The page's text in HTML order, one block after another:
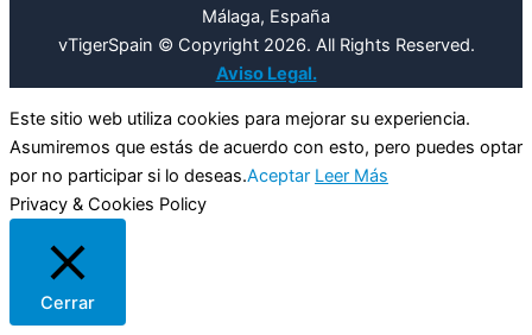
Málaga, España
vTigerSpain © Copyright 2026. All Rights Reserved.
Aviso Legal.
Este sitio web utiliza cookies para mejorar su experiencia.
Asumiremos que estás de acuerdo con esto, pero puedes optar
por no participar si lo deseas.Aceptar Leer Más
Privacy & Cookies Policy
Cerrar